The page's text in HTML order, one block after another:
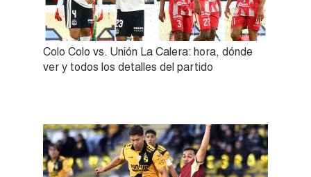
Colo Colo vs. Unión La Calera: hora, dónde
ver y todos los detalles del partido